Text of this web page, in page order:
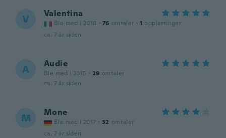
V Valentina
Ble med i 2018 · 76 omtaler · 1 opplastinger
ca. 7 år siden
A Audie
Ble med i 2015 · 29 omtaler
ca. 7 år siden
M Mone
Ble med i 2017 · 32 omtaler
ca. 7 år siden